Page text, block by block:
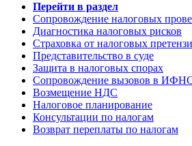
Перейти в раздел
Сопровождение налоговых
Диагностика налоговых рисков
Страховка от налоговых
Представительство в суде
Защита в налоговых спорах
Сопровождение вызовов в
Возмещение НДС
Налоговое планирование
Консультации по налогам
Возврат переплаты по налогам